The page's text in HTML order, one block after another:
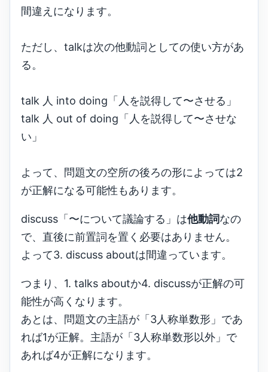
間違えになります。
ただし、talkは次の他動詞としての使い方があ
る。
talk 人 into doing「人を説得して〜させる」
talk 人 out of doing「人を説得して〜させな
い」
よって、問題文の空所の後ろの形によっては2
が正解になる可能性もあります。
discuss「〜について議論する」は他動詞なの
で、直後に前置詞を置く必要はありません。
よって3. discuss aboutは間違っています。
つまり、1. talks aboutか4. discussが正解の可
能性が高くなります。
あとは、問題文の主語が「3人称単数形」であ
れば1が正解。主語が「3人称単数形以外」で
あれば4が正解になります。